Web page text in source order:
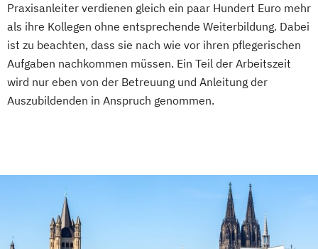
Praxisanleiter verdienen gleich ein paar Hundert Euro mehr
als ihre Kollegen ohne entsprechende Weiterbildung. Dabei
ist zu beachten, dass sie nach wie vor ihren pflegerischen
Aufgaben nachkommen müssen. Ein Teil der Arbeitszeit
wird nur eben von der Betreuung und Anleitung der
Auszubildenden in Anspruch genommen.